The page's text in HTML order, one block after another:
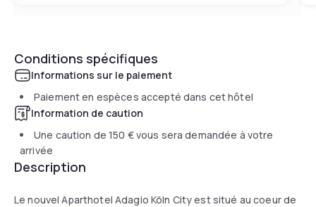
Conditions spécifiques
Informations sur le paiement
Paiement en espèces accepté dans cet hôtel
Information de caution
Une caution de150 €vous sera demandée à votre
arrivée
Description
Le nouvel Aparthotel Adagio Köln City est situé au coeur de